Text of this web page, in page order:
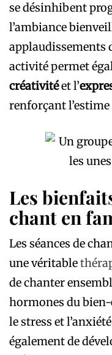
se désinhibent
l’ambiance
applaudissements
activité permet
créativitéet l’
renforçant
Les
chant en
Les séances de
une véritable
de chanter
hormones du
le stress et
également de